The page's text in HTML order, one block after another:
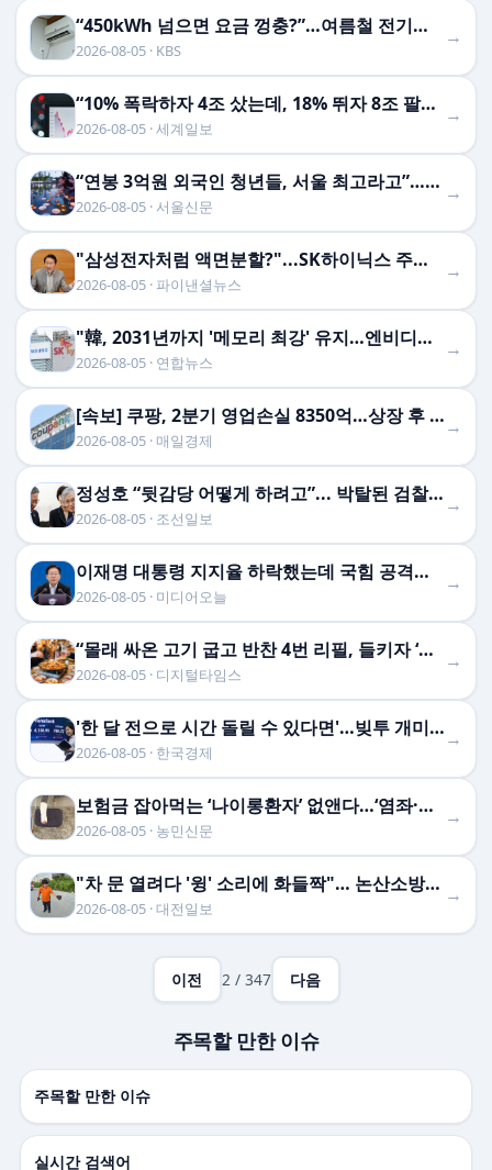
“450kWh 넘으면 요금 껑충?”…여름철 전기요금 아끼는 법 [이슈픽]
2026-08-05 · KBS
→
“10% 폭락하자 4조 샀는데, 18% 뛰자 8조 팔았다”…개미들 왜 이러나 [숫자 뒤의 진실]
2026-08-05 · 세계일보
→
“연봉 3억원 외국인 청년들, 서울 최고라고”…사상 첫 기록 나온 이유
2026-08-05 · 서울신문
→
"삼성전자처럼 액면분할?"...SK하이닉스 주주들 밤잠 설치게 한 소문의 정체
2026-08-05 · 파이낸셜뉴스
→
"韓, 2031년까지 '메모리 최강' 유지…엔비디아, HB …
2026-08-05 · 연합뉴스
→
[속보] 쿠팡, 2분기 영업손실 8350억…상장 후 최대 분기 적자
2026-08-05 · 매일경제
→
정성호 “뒷감당 어떻게 하려고”... 박탈된 검찰 수사권에 우려
2026-08-05 · 조선일보
→
이재명 대통령 지지율 하락했는데 국힘 공격한 조선일보
2026-08-05 · 미디어오늘
→
“몰래 싸온 고기 굽고 반찬 4번 리필, 들키자 ‘보복 리뷰’”…고깃집 사장의 눈물
2026-08-05 · 디지털타임스
→
'한 달 전으로 시간 돌릴 수 있다면'…빚투 개미들 '피눈 …
2026-08-05 · 한국경제
→
보험금 잡아먹는 ‘나이롱환자’ 없앤다…‘염좌·타박’ 장기치료는 심사받아야
2026-08-05 · 농민신문
→
"차 문 열려다 '윙' 소리에 화들짝"… 논산소방서, 성동면서 차량 말벌집 제거
2026-08-05 · 대전일보
→
이전 2 / 347 다음
주목할 만한 이슈
주목할 만한 이슈
실시간 검색어